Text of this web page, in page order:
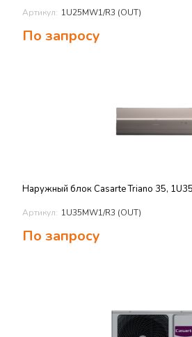
Артикул: 1U25MW1/R3 (OUT)
По запросу
Наружный блок Casarte Triano 35,
Артикул: 1U35MW1/R3 (OUT)
По запросу